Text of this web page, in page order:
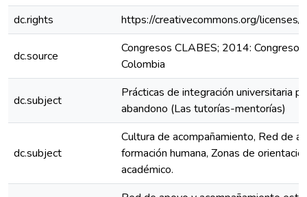
dc.rights
https://creativecommons.org/
dc.source
Congresos CLABES; 2014: Congreso
Colombia
dc.subject
Prácticas de integración universitaria
abandono (Las tutorías-mentorías)
dc.subject
Cultura de acompañamiento, Red de
formación humana, Zonas de
académico.